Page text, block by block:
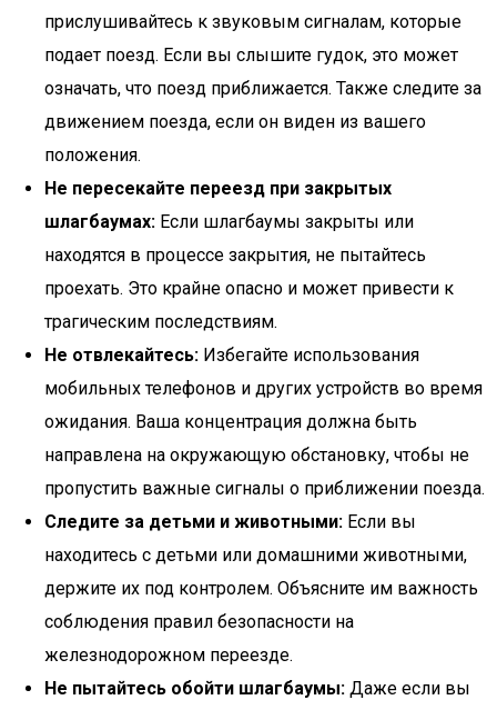
прислушивайтесь к звуковым сигналам, которые
подает поезд. Если вы слышите гудок, это может
означать, что поезд приближается. Также следите за
движением поезда, если он виден из вашего
положения.
Не пересекайте переезд при закрытых
шлагбаумах: Если шлагбаумы закрыты или
находятся в процессе закрытия, не пытайтесь
проехать. Это крайне опасно и может привести к
трагическим последствиям.
Не отвлекайтесь: Избегайте использования
мобильных телефонов и других устройств во время
ожидания. Ваша концентрация должна быть
направлена на окружающую обстановку, чтобы не
пропустить важные сигналы о приближении поезда.
Следите за детьми и животными: Если вы
находитесь с детьми или домашними животными,
держите их под контролем. Объясните им важность
соблюдения правил безопасности на
железнодорожном переезде.
Не пытайтесь обойти шлагбаумы: Даже если вы